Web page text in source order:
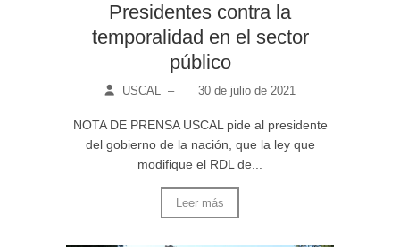
Presidentes contra la
temporalidad en el sector
público
USCAL – 30 de julio de 2021
NOTA DE PRENSA USCAL pide al presidente
del gobierno de la nación, que la ley que
modifique el RDL de...
Leer más